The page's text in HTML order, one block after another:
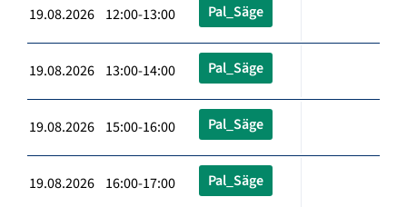
19.08.2026 12:00-13:00 Pal_Säge
19.08.2026 13:00-14:00 Pal_Säge
19.08.2026 15:00-16:00 Pal_Säge
19.08.2026 16:00-17:00 Pal_Säge